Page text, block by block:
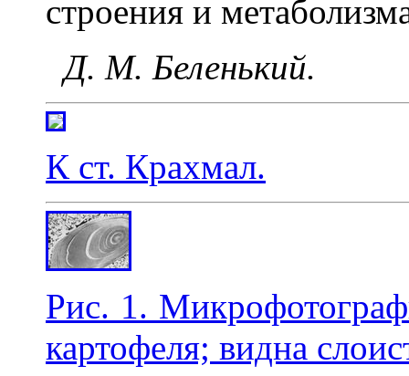
строения и
Д. М. Беленький.
К ст. Крахмал.
Рис. 1.
картофеля; видна